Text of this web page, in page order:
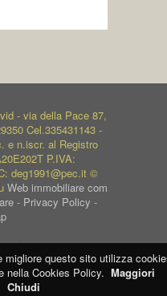
- via della Pace 87,
Cel.335431143 -
e n.iscr. al Registro
P.IVA:
deg1991@pec.it ©
Web immobiliare com
- Privacy Policy -
migliore questo sito utilizza
nella Cookies Policy. Maggiori
Chiudi